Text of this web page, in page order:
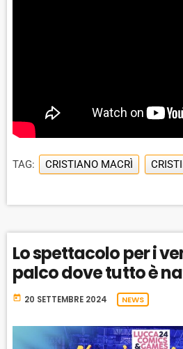
TAG: CRISTIANO MACRÌ
Lo spettacolo per i
palco dove tutto è
today 20 SETTEMBRE 2024 NEWS